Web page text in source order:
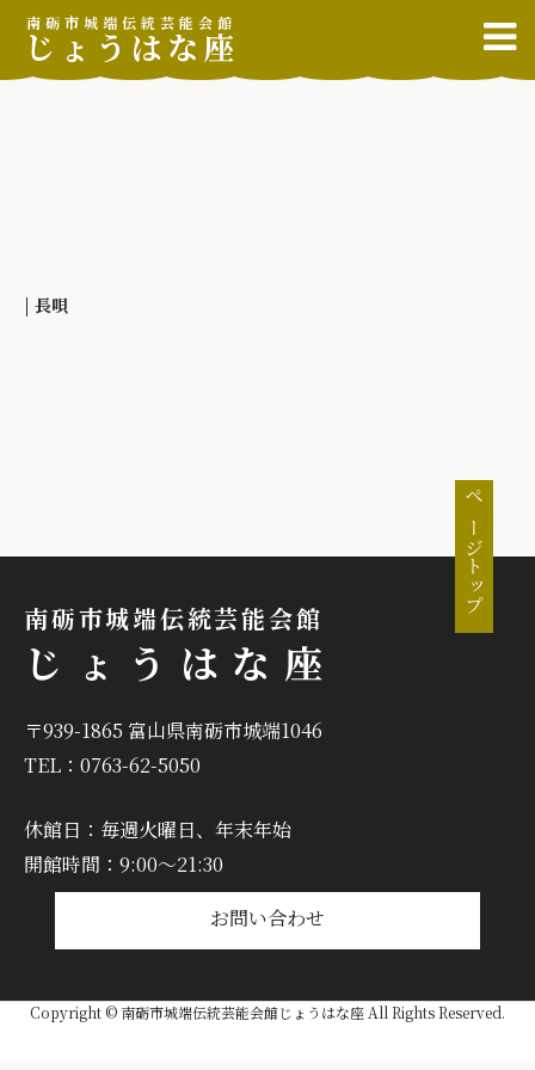
南砺市城端伝統芸能会館
じょうはな座
| 長唄
ページトップ
南砺市城端伝統芸能会館
じょうはな座
〒939-1865 富山県南砺市城端1046
TEL：0763-62-5050
休館日：毎週火曜日、年末年始
開館時間：9:00～21:30
お問い合わせ
Copyright © 南砺市城端伝統芸能会館じょうはな座 All Rights Reserved.